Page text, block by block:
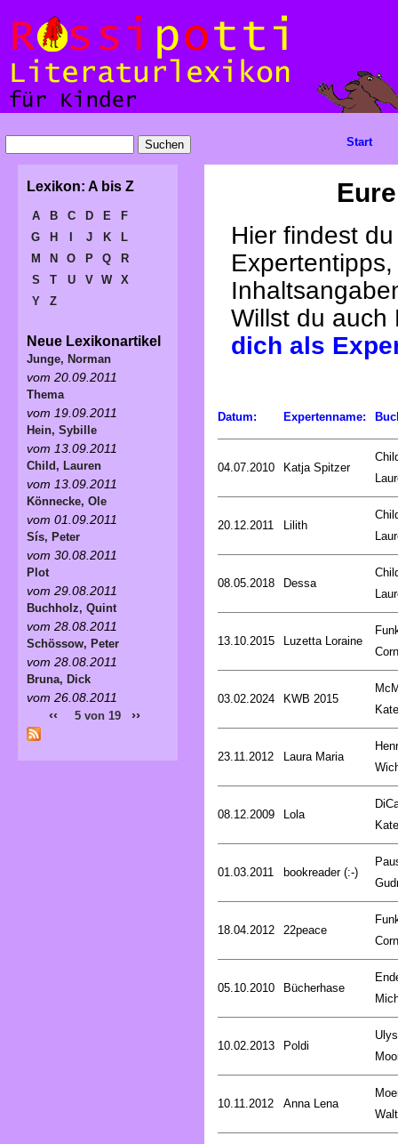
Hier findest
Willst du
dich als
Datum: Expertenname:
04.07.2010 Katja Spitzer
20.12.2011 Lilith
08.05.2018 Dessa
13.10.2015 Luzetta Loraine
03.02.2024 KWB 2015
Kate
23.11.2012 Laura Maria
08.12.2009 Lola
Kate
01.03.2011 bookreader (:-)
18.04.2012 22peace
05.10.2010 Bücherhase
10.02.2013 Poldi
10.11.2012 Anna Lena
Start
Lexikon: A bis Z
A B C D E
F
G
H J K
L
M
N O P Q
R
S
T U V W
X
Y
Z
Neue Lexikonartikel
Junge, Norman
vom 20.09.2011
Thema
vom 19.09.2011
Hein, Sybille
vom 13.09.2011
Child, Lauren
vom 13.09.2011
Könnecke, Ole
vom 01.09.2011
Sís, Peter
vom 30.08.2011
Plot
vom 29.08.2011
Buchholz, Quint
vom 28.08.2011
Schössow, Peter
vom 28.08.2011
Bruna, Dick
vom 26.08.2011
‹‹ 5 von 19 ››